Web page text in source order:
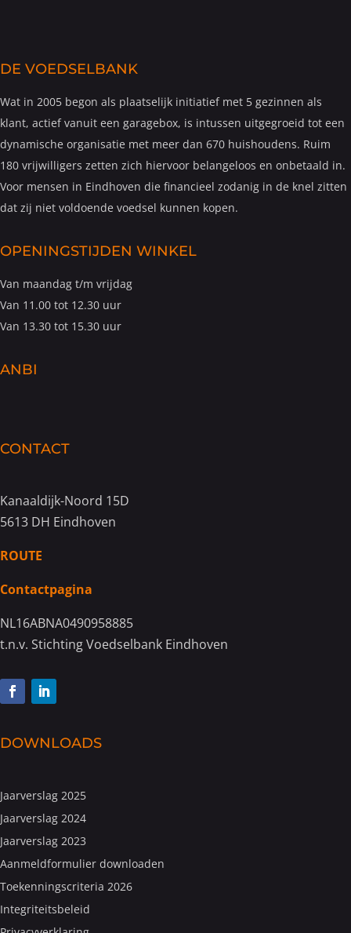
DE VOEDSELBANK
Wat in 2005 begon als plaatselijk initiatief met 5 gezinnen als
klant, actief vanuit een garagebox, is intussen uitgegroeid tot een
dynamische organisatie met meer dan 670 huishoudens. Ruim
180 vrijwilligers zetten zich hiervoor belangeloos en onbetaald in.
Voor mensen in Eindhoven die financieel zodanig in de knel zitten
dat zij niet voldoende voedsel kunnen kopen.
OPENINGSTIJDEN WINKEL
Van maandag t/m vrijdag
Van 11.00 tot 12.30 uur
Van 13.30 tot 15.30 uur
ANBI
CONTACT
Kanaaldijk-Noord 15D
5613 DH Eindhoven
ROUTE
Contactpagina
NL16ABNA0490958885
t.n.v. Stichting Voedselbank Eindhoven
DOWNLOADS
Jaarverslag 2025
Jaarverslag 2024
Jaarverslag 2023
Aanmeldformulier downloaden
Toekenningscriteria 2026
Integriteitsbeleid